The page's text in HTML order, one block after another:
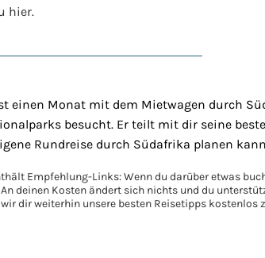
hier.
einen Monat mit dem Mietwagen durch
besucht. Er teilt mit dir seine
Rundreise durch Südafrika planen
Empfehlung-Links: Wenn du darüber etwas
deinen Kosten ändert sich nichts und du
dir weiterhin unsere besten Reisetipps kostenlos